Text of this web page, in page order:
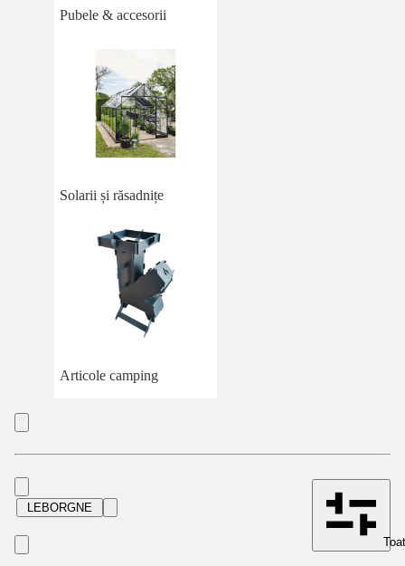
Pubele & accesorii
Solarii și răsadnițe
Articole camping
LEBORGNE